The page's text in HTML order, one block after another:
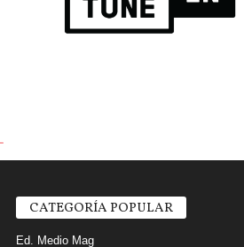
CATEGORÍA POPULAR
Ed. Medio Mag